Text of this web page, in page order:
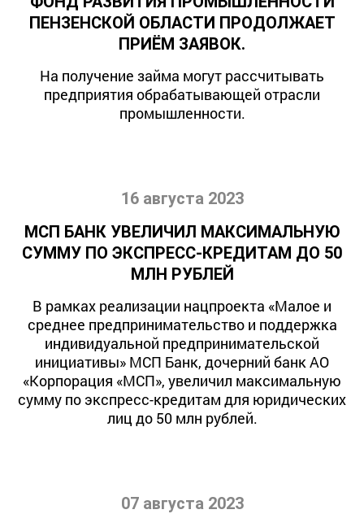
ПЕНЗЕНСКОЙ ОБЛАСТИ ПРОДОЛЖАЕТ
ПРИЁМ ЗАЯВОК.
На получение займа могут рассчитывать
предприятия обрабатывающей отрасли
промышленности.
16 августа 2023
МСП БАНК УВЕЛИЧИЛ МАКСИМАЛЬНУЮ
СУММУ ПО ЭКСПРЕСС-КРЕДИТАМ ДО 50
МЛН РУБЛЕЙ
В рамках реализации нацпроекта «Малое и
среднее предпринимательство и поддержка
индивидуальной предпринимательской
инициативы» МСП Банк, дочерний банк АО
«Корпорация «МСП», увеличил максимальную
сумму по экспресс-кредитам для юридических
лиц до 50 млн рублей.
07 августа 2023